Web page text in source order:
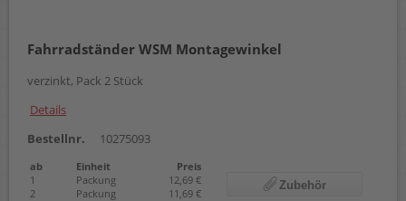
Fahrradständer WSM Montagewinkel
verzinkt, Pack 2 Stück
Details
Bestellnr.
10275093
ab Einheit
Preis
1
Packung
12,69 €
2
Packung 11,69 €
Zubehör